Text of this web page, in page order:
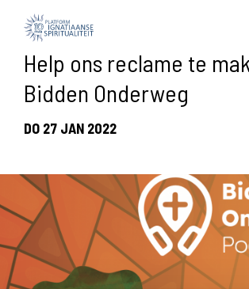
Help ons reclame te
Bidden Onderweg
DO 27 JAN 2022